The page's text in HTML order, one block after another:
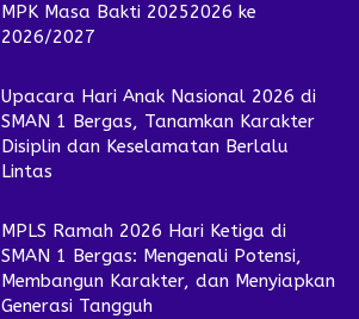
MPK Masa Bakti 20252026 ke
2026/2027
Upacara Hari Anak Nasional 2026 di
SMAN 1 Bergas, Tanamkan Karakter
Disiplin dan Keselamatan Berlalu
Lintas
MPLS Ramah 2026 Hari Ketiga di
SMAN 1 Bergas: Mengenali Potensi,
Membangun Karakter, dan Menyiapkan
Generasi Tangguh